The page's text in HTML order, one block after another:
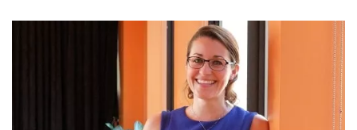
Conseils carrière
Inscrivez-vous à l'infolettre
Employeurs